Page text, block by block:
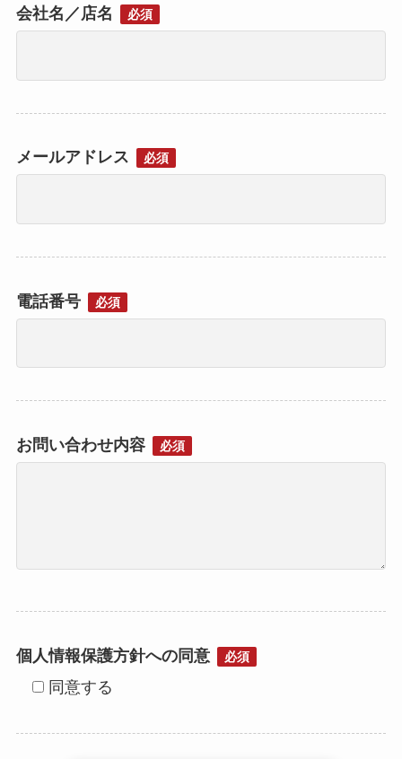
会社名／店名 必須
メールアドレス 必須
電話番号 必須
お問い合わせ内容 必須
個人情報保護方針への同意 必須
同意する